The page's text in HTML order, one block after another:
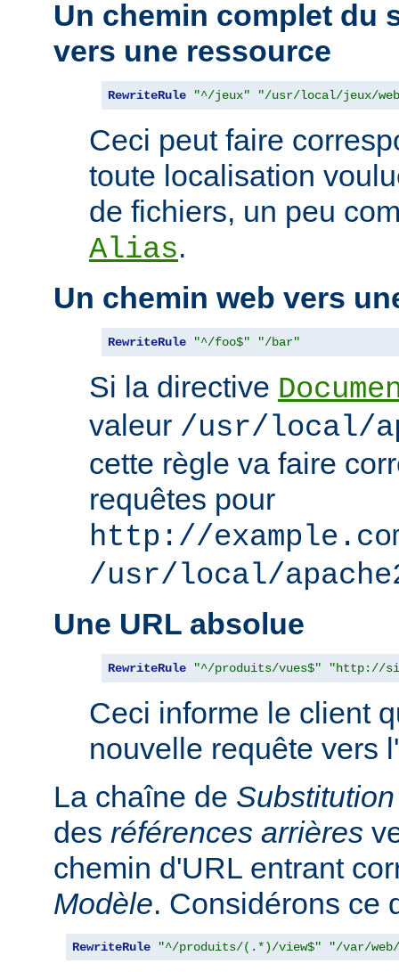
Un chemin complet du
vers une ressource
RewriteRule "^/jeux" "/usr/local/jeux/
Ceci peut faire
toute localisation
de fichiers, un peu
Alias.
Un chemin web vers
RewriteRule "^/foo$" "/bar"
Si la directive
valeur /usr/local/
cette règle va faire
requêtes pour
http://
/usr/local/
Une URL absolue
RewriteRule "^/produits/vues$" "http://
Ceci informe le client
nouvelle requête vers
La chaîne de Substitution
des références arrières
chemin d'URL entrant
Modèle. Considérons ce
RewriteRule "^/produits/(.*)/view$" "/var/